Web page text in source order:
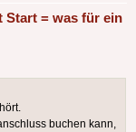
Start = was für ein
buchen kann,